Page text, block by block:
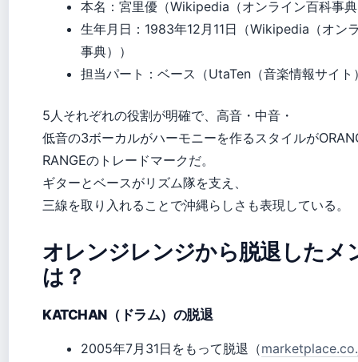
本名：宮里優（Wikipedia（オンライン百科事
生年月日：1983年12月11日（Wikipedia（オン
事典））
担当パート：ベース（UtaTen（音楽情報サイト
5人それぞれの役割が明確で、高音・中音・
低音の3ボーカルがハーモニーを作るスタイルが
RANGEのトレードマークだ。
ギターとベースがリズム隊を支え、
三線を取り入れることで沖縄らしさも表現している。
オレンジレンジから脱退したメ
は？
KATCHAN（ドラム）の脱退
2005年7月31日をもって脱退（